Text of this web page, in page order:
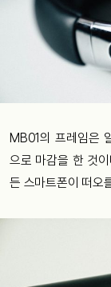
MB01의 프레임은
으로 마감을 한 것이
든 스마트폰이 떠오